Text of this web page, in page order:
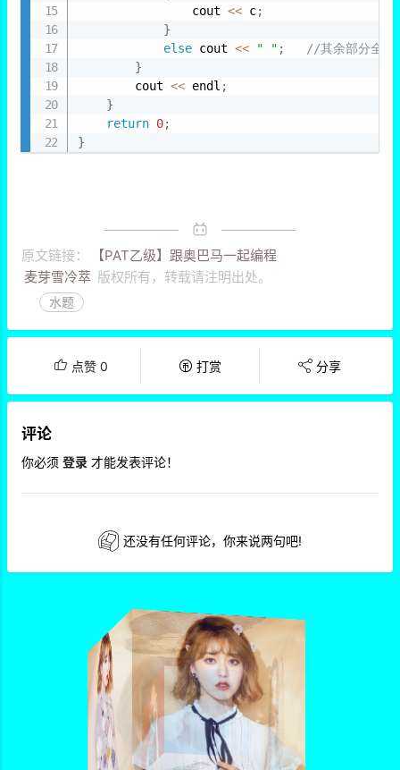
                cout
<< c;
}
else cout << " " ;
//其余部分全是
}
        cout
<< endl ;
}
return 0;
}
原文链接：
【PAT乙级】跟奥巴马一起编程
麦芽雪冷萃 版权所有，转载请注明出处。
水题
点赞 0 打赏 分享
评论
你必须 登录 才能发表评论！
还没有任何评论，你来说两句吧!